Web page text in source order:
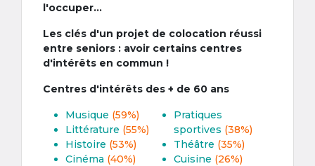
l'occuper...
Les clés d'un projet de colocation réussi
entre seniors : avoir certains centres
d'intérêts en commun !
Centres d'intérêts des + de 60 ans
Musique (59%)
Littérature (55%)
Histoire (53%)
Cinéma (40%)
Pratiques
sportives (38%)
Théâtre (35%)
Cuisine (26%)